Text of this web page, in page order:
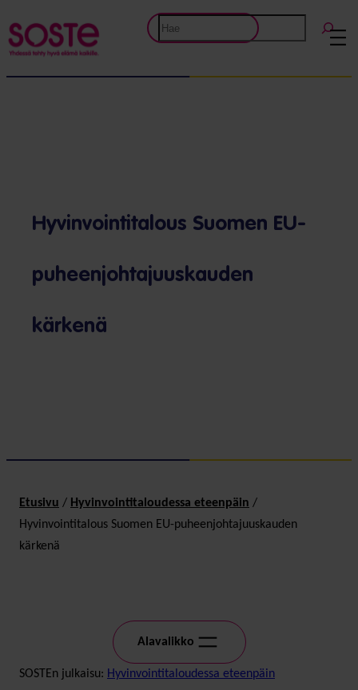
Siirry
sisältöön
Etsi
Hyvinvointitalous Suomen EU-
puheenjohtajuuskauden
kärkenä
Etusivu / Hyvinvointitaloudessa eteenpäin /
Hyvinvointitalous Suomen EU-puheenjohtajuuskauden
kärkenä
Alavalikko
SOSTEn julkaisu: Hyvinvointitaloudessa eteenpäin